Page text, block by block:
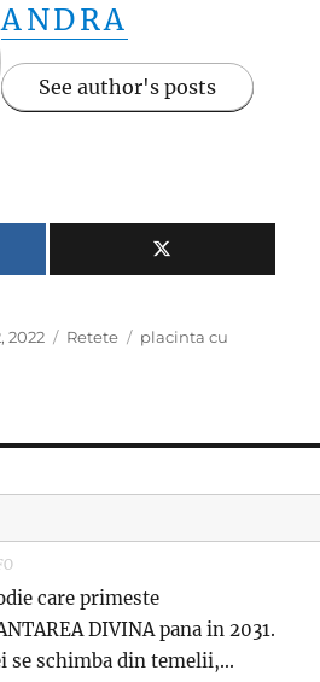
ANDRA
See author's posts
2022 Categories
Retete Tags
placinta cu
care primeste
DIVINA pana in 2031.
se schimba din temelii,...